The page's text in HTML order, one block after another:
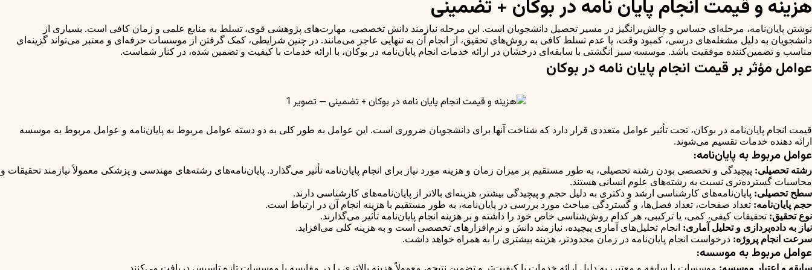
هزینه و قیمت انجام پایان نامه در بوکان + تضمینی
نوشتن پایان‌نامه، مرحله‌ای حساس و چالش‌برانگیز در مسیر تحصیل دانشجویان است. این مرحله نیازمند دانش تخصصی، مهارت‌های پژوهشی قوی، تسلط به منابع علمی و زمان کافی است. بسیاری از
دانشجویان به دلیل مشغله‌های درسی، کمبود وقت، یا عدم تسلط کافی به روش‌های تحقیق، از انجام آن به تنهایی عاجز می‌مانند. در چنین شرایطی، کمک گرفتن از موسسات حرفه‌ای و معتبر می‌تواند گزینه‌ای
مناسب و تضمین‌کننده موفقیت باشد. موسسه سبز انگشتی با سابقه‌ای درخشان در ارائه خدمات انجام پایان‌نامه در بوکان، با ارائه خدمات با کیفیت و تضمین شده، در کنار شماست.
عوامل مؤثر بر قیمت انجام پایان نامه در بوکان
قیمت انجام پایان‌نامه در بوکان، تحت تأثیر عوامل متعددی قرار دارد که شناخت آنها برای دانشجویان ضروری است. این عوامل به طور کلی به دو دسته عوامل مربوط به پایان‌نامه و عوامل مربوط به موسسه
ارائه دهنده خدمات تقسیم می‌شوند.
عوامل مربوط به پایان‌نامه:
رشته تحصیلی: پیچیدگی و تخصصی بودن رشته تحصیلی، به طور مستقیم بر میزان زمان و هزینه مورد نیاز برای انجام پایان‌نامه تأثیر می‌گذارد. پایان‌نامه‌های رشته‌های مهندسی و پزشکی معمولاً نیازمند تحقیقات و
محاسبات گسترده‌تری نسبت به رشته‌های علوم انسانی هستند.
سطح تحصیلی: پایان‌نامه‌های کارشناسی ارشد و دکتری به دلیل حجم و پیچیدگی بیشتر، هزینه‌ای بالاتر از پایان‌نامه‌های کارشناسی دارند.
حجم پایان‌نامه: تعداد صفحات، تعداد فصل‌ها، و گستردگی مباحث مورد بررسی در پایان‌نامه، به طور مستقیم با هزینه انجام آن در ارتباط است.
نوع تحقیق: تحقیقات کیفی، کمی، یا ترکیبی، هر کدام روش‌شناسی خاص خود را داشته و بر هزینه انجام پایان‌نامه تأثیر می‌گذارند.
نیاز به داده‌پردازی و تحلیل آماری: انجام تحلیل‌های آماری پیچیده، نیازمند دانش و نرم‌افزارهای تخصصی است و به هزینه کلی می‌افزاید.
سرعت انجام پروژه: درخواست انجام پایان‌نامه در زمان محدودتر، هزینه بیشتری را به همراه خواهد داشت.
عوامل مربوط به موسسه: